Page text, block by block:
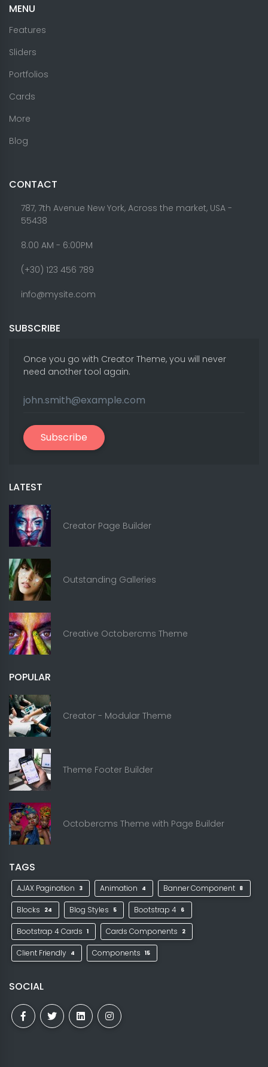
MENU
Features
Sliders
Portfolios
Cards
More
Blog
CONTACT
787, 7th Avenue New York, Across the market, USA -
55438
8.00 AM - 6:00PM
(+30) 123 456 789
info@mysite.com
SUBSCRIBE
Once you go with Creator Theme, you will never
need another tool again.
Subscribe
LATEST
Creator Page Builder
Outstanding Galleries
Creative Octobercms Theme
POPULAR
Creator - Modular Theme
Theme Footer Builder
Octobercms Theme with Page Builder
TAGS
AJAX Pagination 3 Animation 4 Banner Component 8
Blocks 24 Blog Styles 5 Bootstrap 4 6
Bootstrap 4 Cards 1 Cards Components 2
Client Friendly 4 Components 15
SOCIAL